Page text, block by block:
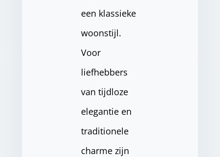
een klassieke
woonstijl.
Voor
liefhebbers
van tijdloze
elegantie en
traditionele
charme zijn